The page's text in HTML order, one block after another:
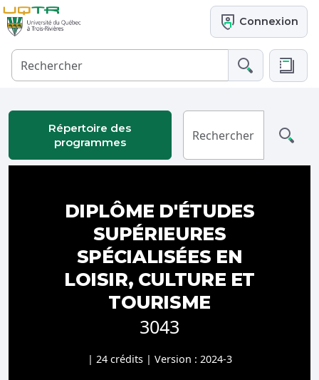
Connexion
Répertoire des
programmes
DIPLÔME D'ÉTUDES
SUPÉRIEURES
SPÉCIALISÉES EN
LOISIR, CULTURE ET
TOURISME
3043
| 24 crédits | Version : 2024-3